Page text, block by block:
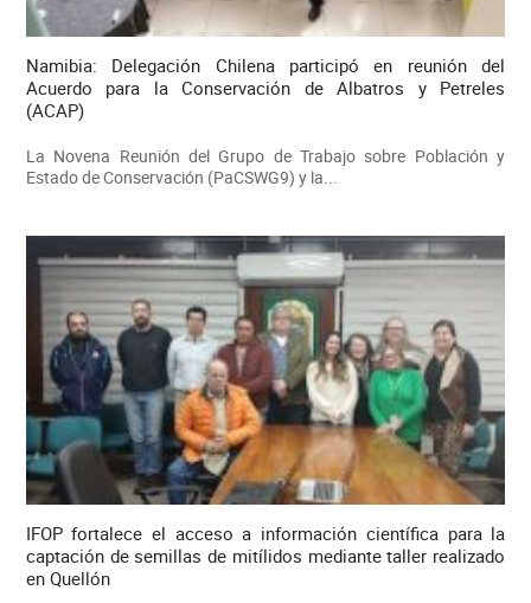
Namibia: Delegación Chilena participó en reunión del
Acuerdo para la Conservación de Albatros y Petreles
(ACAP)
La Novena Reunión del Grupo de Trabajo sobre Población y
Estado de Conservación (PaCSWG9) y la...
IFOP fortalece el acceso a información científica para la
captación de semillas de mitílidos mediante taller realizado
en Quellón